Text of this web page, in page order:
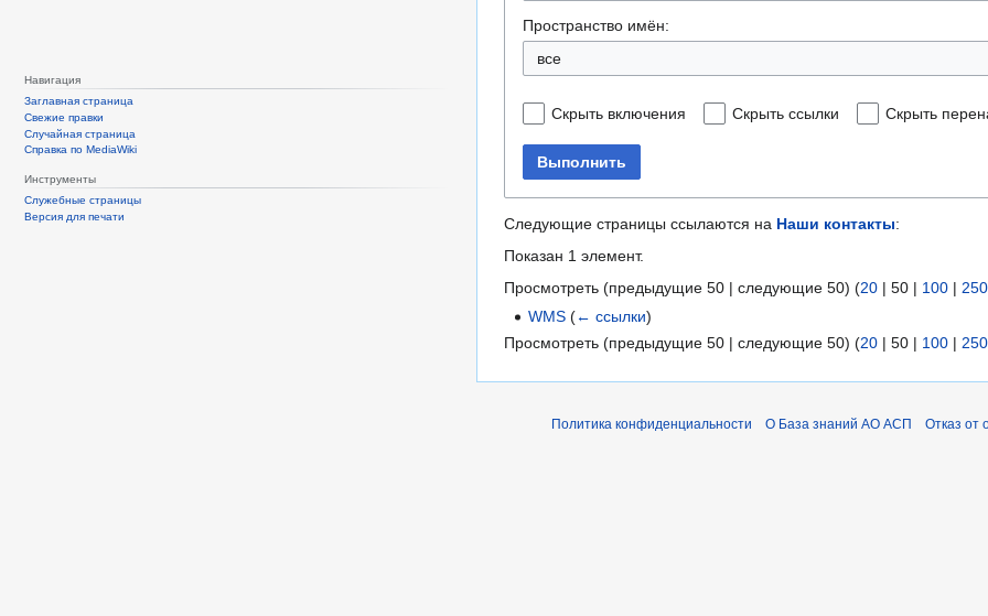
Пространство имён:
все
Скрыть включения Скрыть ссылки Скрыть
Выполнить
Следующие страницы ссылаются на Наши контакты:
Показан 1 элемент.
Просмотреть (предыдущие 50 | следующие 50) (20 | 50 | 100 | 250
WMS (← ссылки)
Просмотреть (предыдущие 50 | следующие 50) (20 | 50 | 100 | 250
Навигация
Заглавная страница
Свежие правки
Случайная страница
Справка по MediaWiki
Инструменты
Служебные страницы
Версия для печати
Политика конфиденциальности О База знаний АО АСП Отказ от